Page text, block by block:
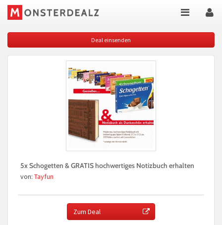
Deal einsenden
5x Schogetten & GRATIS hochwertiges Notizbuch erhalten
von: Tayfun
Zum Deal